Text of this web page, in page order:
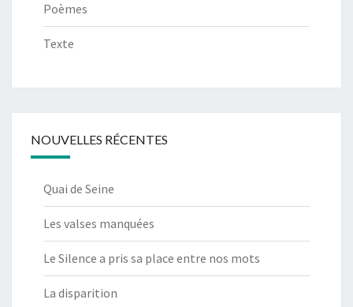
Poèmes
Texte
NOUVELLES RÉCENTES
Quai de Seine
Les valses manquées
Le Silence a pris sa place entre nos mots
La disparition